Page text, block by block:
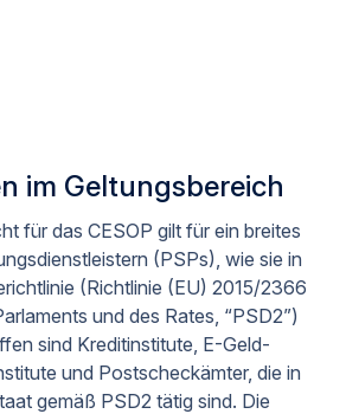
im Geltungsbereich
für das CESOP gilt für ein breites
(PSPs), wie sie in
(Richtlinie (EU) 2015/2366
und des Rates, “PSD2”)
sind Kreditinstitute, E-Geld-
und Postscheckämter, die in
gemäß PSD2 tätig sind. Die